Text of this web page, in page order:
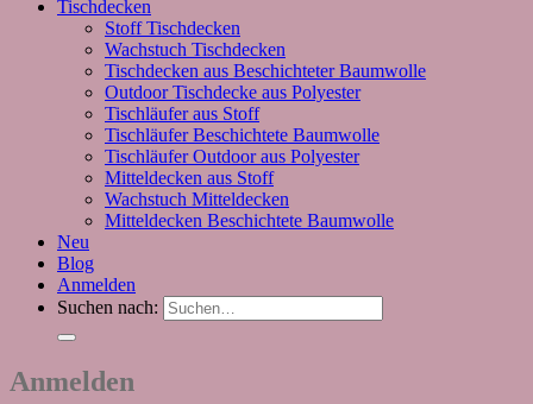
Tischdecken
Stoff Tischdecken
Wachstuch Tischdecken
Tischdecken aus Beschichteter Baumwolle
Outdoor Tischdecke aus Polyester
Tischläufer aus Stoff
Tischläufer Beschichtete Baumwolle
Tischläufer Outdoor aus Polyester
Mitteldecken aus Stoff
Wachstuch Mitteldecken
Mitteldecken Beschichtete Baumwolle
Neu
Blog
Anmelden
Suchen nach:
Anmelden